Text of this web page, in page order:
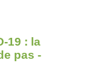
19 : la
pas -